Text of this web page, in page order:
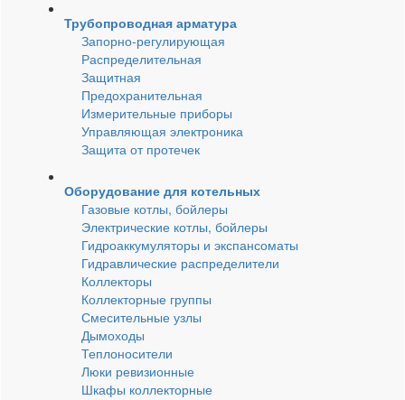
Трубопроводная арматура
Запорно-регулирующая
Распределительная
Защитная
Предохранительная
Измерительные приборы
Управляющая электроника
Защита от протечек
Оборудование для котельных
Газовые котлы, бойлеры
Электрические котлы, бойлеры
Гидроаккумуляторы и экспансоматы
Гидравлические распределители
Коллекторы
Коллекторные группы
Смесительные узлы
Дымоходы
Теплоносители
Люки ревизионные
Шкафы коллекторные